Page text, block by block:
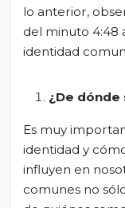
lo anterior,
del minuto 4:48
identidad
¿De dónde
Es muy
identidad y
influyen en
comunes no